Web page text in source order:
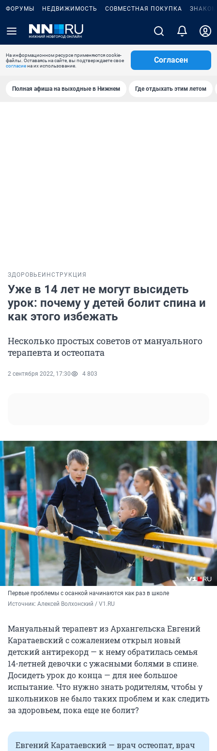
ФОРУМЫ НЕДВИЖИМОСТЬ СОВМЕСТНАЯ ПОКУПКА
На информационном ресурсе применяются cookie-
файлы. Оставаясь на сайте, вы подтверждаете свое
согласиена их использование.
Согласен
Полная афиша на выходные в Нижнем Где отдыхать этим летом
ЗДОРОВЬЕ ИНСТРУКЦИЯ
Уже в 14 лет не могут высидеть
урок: почему у детей болит спина и
как этого избежать
Несколько простых советов от мануального
терапевта и остеопата
2 сентября 2022, 17:30 4 803
Первые проблемы с осанкой начинаются как раз в школе
Источник: Алексей Волхонский / V1.RU
Мануальный терапевт из Архангельска Евгений
Каратаевский с сожалением открыл новый
детский антирекорд — к нему обратилась семья
14-летней девочки с ужасными болями в спине.
Досидеть урок до конца — для нее большое
испытание. Что нужно знать родителям, чтобы у
школьников не было таких проблем и как следить
за здоровьем, пока еще не болит?
Евгений Каратаевский — врач остеопат, врач